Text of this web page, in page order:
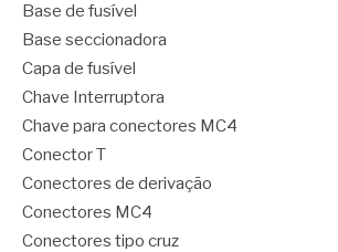
Base de fusível
Base seccionadora
Capa de fusível
Chave Interruptora
Chave para conectores MC4
Conector T
Conectores de derivação
Conectores MC4
Conectores tipo cruz